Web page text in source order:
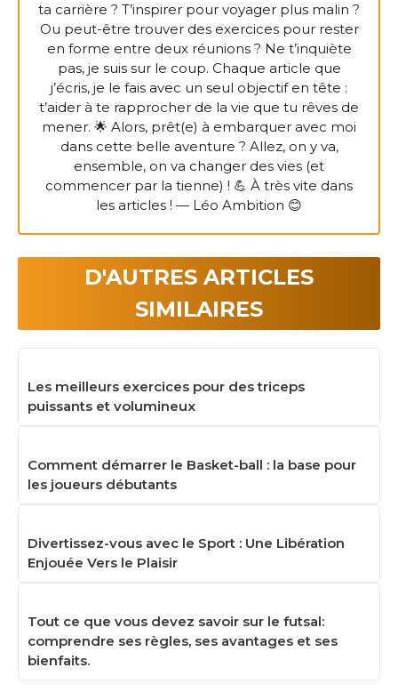
ta carrière ? T’inspirer pour voyager plus malin ?
Ou peut-être trouver des exercices pour rester
en forme entre deux réunions ? Ne t’inquiète
pas, je suis sur le coup. Chaque article que
j’écris, je le fais avec un seul objectif en tête :
t’aider à te rapprocher de la vie que tu rêves de
mener. 🌟 Alors, prêt(e) à embarquer avec moi
dans cette belle aventure ? Allez, on y va,
ensemble, on va changer des vies (et
commencer par la tienne) ! 💪 À très vite dans
les articles ! — Léo Ambition 😊
D'AUTRES ARTICLES
SIMILAIRES
Les meilleurs exercices pour des triceps
puissants et volumineux
Comment démarrer le Basket-ball : la base pour
les joueurs débutants
Divertissez-vous avec le Sport : Une Libération
Enjouée Vers le Plaisir
Tout ce que vous devez savoir sur le futsal:
comprendre ses règles, ses avantages et ses
bienfaits.